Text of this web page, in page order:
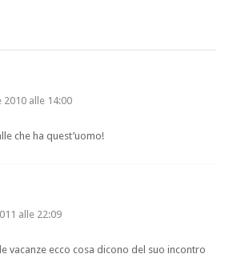
2010 alle 14:00
che ha quest’uomo!
alle 22:09
vacanze ecco cosa dicono del suo incontro